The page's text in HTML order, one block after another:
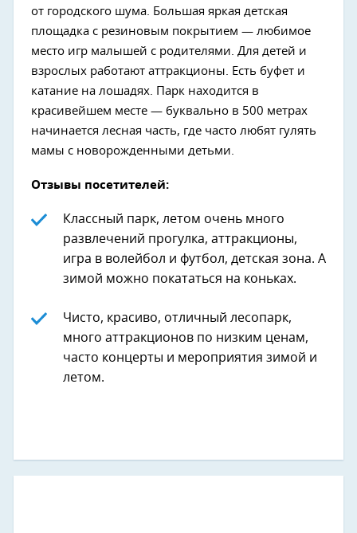
от городского шума. Большая яркая детская
площадка с резиновым покрытием — любимое
место игр малышей с родителями. Для детей и
взрослых работают аттракционы. Есть буфет и
катание на лошадях. Парк находится в
красивейшем месте — буквально в 500 метрах
начинается лесная часть, где часто любят гулять
мамы с новорожденными детьми.
Отзывы посетителей:
Классный парк, летом очень много
развлечений прогулка, аттракционы,
игра в волейбол и футбол, детская зона. А
зимой можно покататься на коньках.
Чисто, красиво, отличный лесопарк,
много аттракционов по низким ценам,
часто концерты и мероприятия зимой и
летом.